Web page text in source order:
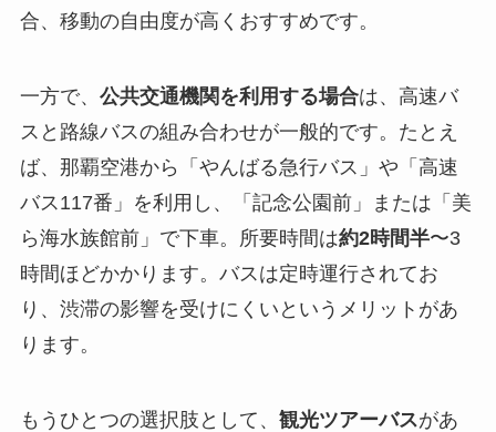
合、移動の自由度が高くおすすめです。
一方で、 公共交通機関を利用する場合は、高速バ
スと路線バスの組み合わせが一般的です。たとえ
ば、那覇空港から「やんばる急行バス」や「高速
バス117番」を利用し、「記念公園前」または「美
ら海水族館前」で下車。所要時間は約2時間半〜3
時間ほどかかります。バスは定時運行されてお
り、渋滞の影響を受けにくいというメリットがあ
ります。
もうひとつの選択肢として、 観光ツアーバスがあ